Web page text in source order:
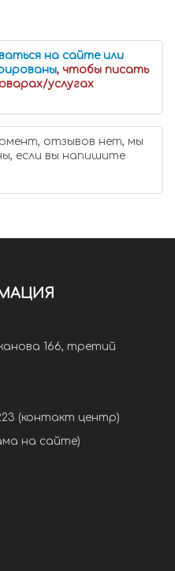
на сайте или
, чтобы писать
услугах
отзывов нет, мы
если вы напишите
166, третий
(контакт центр)
на сайте)